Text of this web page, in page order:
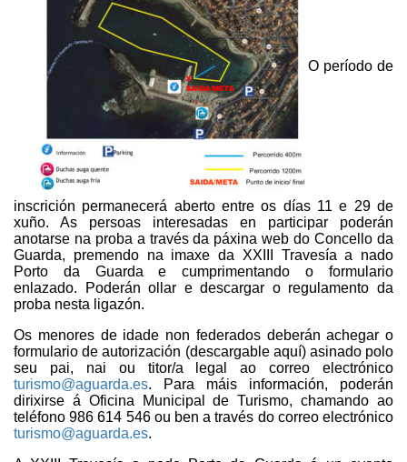
O período de
inscrición permanecerá aberto entre os días 11 e 29 de
xuño. As persoas interesadas en participar poderán
anotarse na proba a través da páxina web do Concello da
Guarda, premendo na imaxe da XXIII Travesía a nado
Porto da Guarda e cumprimentando o formulario
enlazado. Poderán ollar e descargar o regulamento da
proba nesta ligazón.
Os menores de idade non federados deberán achegar o
formulario de autorización (descargable aquí) asinado polo
seu pai, nai ou titor/a legal ao correo electrónico
turismo@aguarda.es. Para máis información, poderán
dirixirse á Oficina Municipal de Turismo, chamando ao
teléfono 986 614 546 ou ben a través do correo electrónico
turismo@aguarda.es.